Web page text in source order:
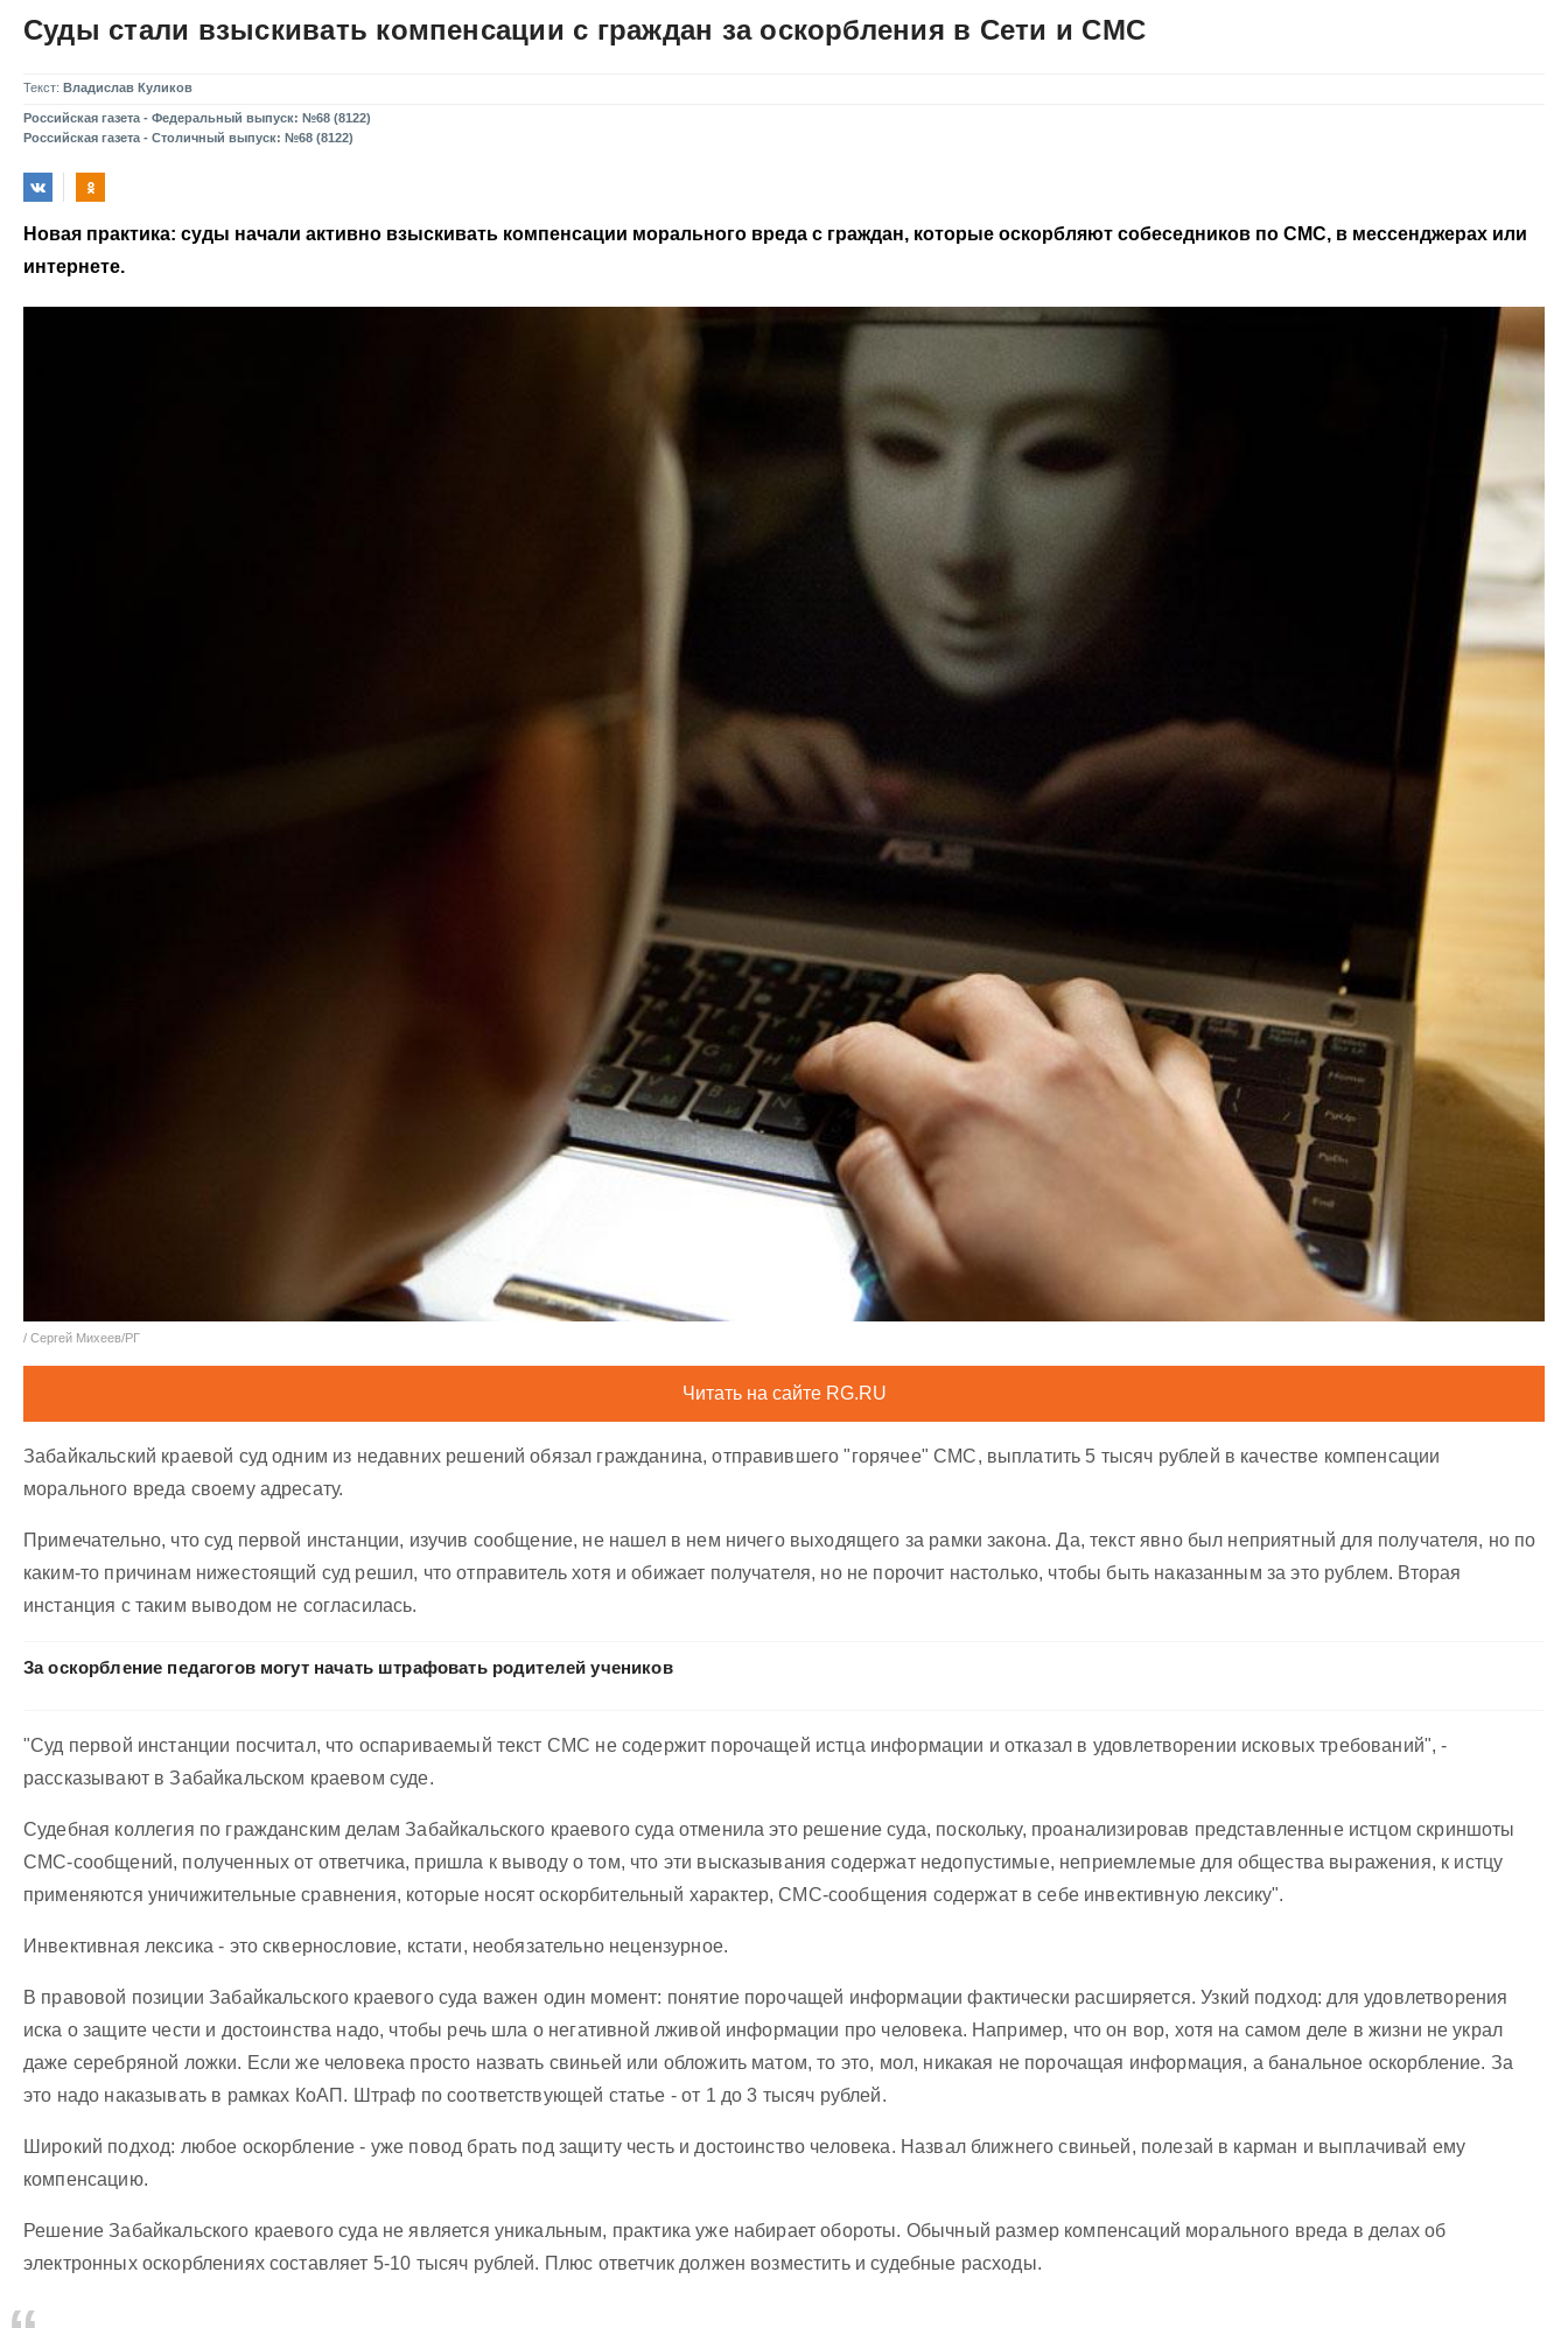
Суды стали взыскивать компенсации с граждан за оскорбления в Сети и СМС
Текст: Владислав Куликов
Российская газета - Федеральный выпуск: №68 (8122)
Российская газета - Столичный выпуск: №68 (8122)
Новая практика: суды начали активно взыскивать компенсации морального вреда с граждан, которые оскорбляют собеседников по СМС, в мессенджерах или
интернете.
/ Сергей Михеев/РГ
Читать на сайте RG.RU
Забайкальский краевой суд одним из недавних решений обязал гражданина, отправившего "горячее" СМС, выплатить 5 тысяч рублей в качестве компенсации
морального вреда своему адресату.
Примечательно, что суд первой инстанции, изучив сообщение, не нашел в нем ничего выходящего за рамки закона. Да, текст явно был неприятный для получателя, но по
каким-то причинам нижестоящий суд решил, что отправитель хотя и обижает получателя, но не порочит настолько, чтобы быть наказанным за это рублем. Вторая
инстанция с таким выводом не согласилась.
За оскорбление педагогов могут начать штрафовать родителей учеников
"Суд первой инстанции посчитал, что оспариваемый текст СМС не содержит порочащей истца информации и отказал в удовлетворении исковых требований", -
рассказывают в Забайкальском краевом суде.
Судебная коллегия по гражданским делам Забайкальского краевого суда отменила это решение суда, поскольку, проанализировав представленные истцом скриншоты
СМС-сообщений, полученных от ответчика, пришла к выводу о том, что эти высказывания содержат недопустимые, неприемлемые для общества выражения, к истцу
применяются уничижительные сравнения, которые носят оскорбительный характер, СМС-сообщения содержат в себе инвективную лексику".
Инвективная лексика - это сквернословие, кстати, необязательно нецензурное.
В правовой позиции Забайкальского краевого суда важен один момент: понятие порочащей информации фактически расширяется. Узкий подход: для удовлетворения
иска о защите чести и достоинства надо, чтобы речь шла о негативной лживой информации про человека. Например, что он вор, хотя на самом деле в жизни не украл
даже серебряной ложки. Если же человека просто назвать свиньей или обложить матом, то это, мол, никакая не порочащая информация, а банальное оскорбление. За
это надо наказывать в рамках КоАП. Штраф по соответствующей статье - от 1 до 3 тысяч рублей.
Широкий подход: любое оскорбление - уже повод брать под защиту честь и достоинство человека. Назвал ближнего свиньей, полезай в карман и выплачивай ему
компенсацию.
Решение Забайкальского краевого суда не является уникальным, практика уже набирает обороты. Обычный размер компенсаций морального вреда в делах об
электронных оскорблениях составляет 5-10 тысяч рублей. Плюс ответчик должен возместить и судебные расходы.